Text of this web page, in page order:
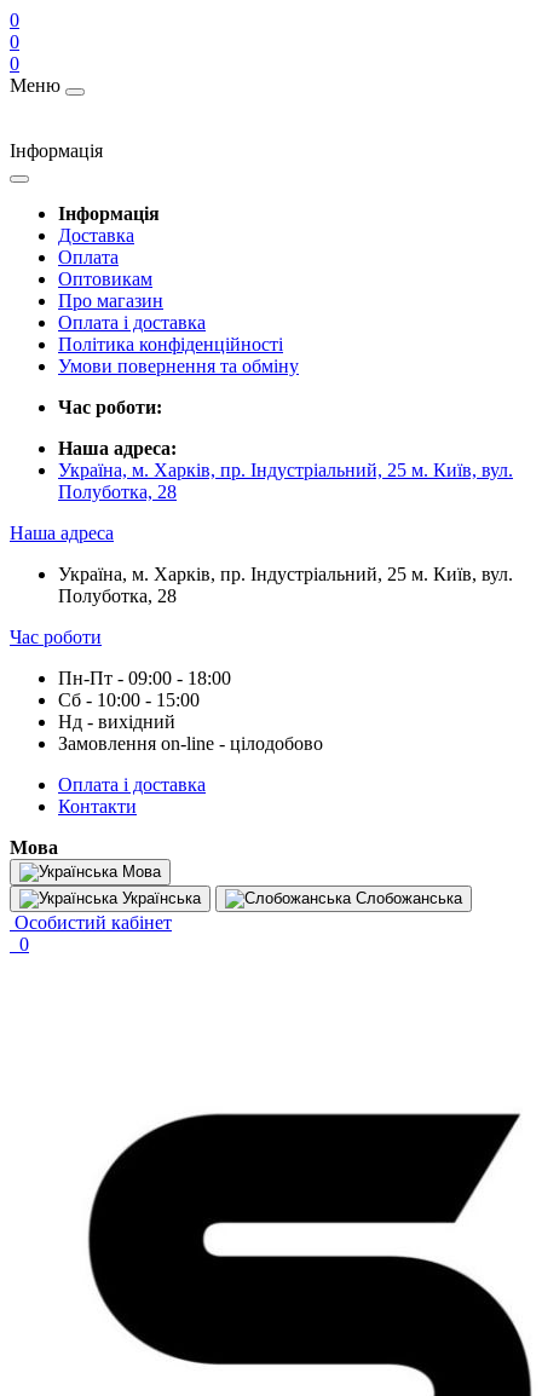
0
0
0
Меню
Інформація
Інформація
Доставка
Оплата
Оптовикам
Про магазин
Оплата і доставка
Політика конфіденційності
Умови повернення та обміну
Час роботи:
Наша адреса:
Україна, м. Харків, пр. Індустріальний, 25 м. Київ, вул.
Полуботка, 28
Наша адреса
Україна, м. Харків, пр. Індустріальний, 25 м. Київ, вул.
Полуботка, 28
Час роботи
Пн-Пт - 09:00 - 18:00
Сб - 10:00 - 15:00
Нд - вихідний
Замовлення on-line - цілодобово
Оплата і доставка
Контакти
Мова
Мова
Українська
Слобожанська
Особистий кабінет
0